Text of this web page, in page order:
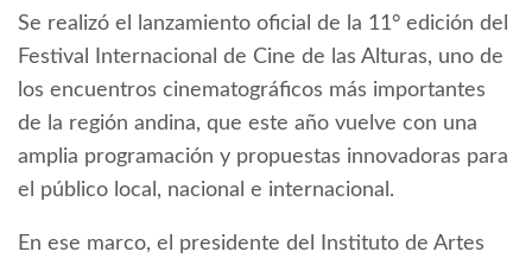
Se realizó el lanzamiento oficial de la 11° edición del
Festival Internacional de Cine de las Alturas, uno de
los encuentros cinematográficos más importantes
de la región andina, que este año vuelve con una
amplia programación y propuestas innovadoras para
el público local, nacional e internacional.
En ese marco, el presidente del Instituto de Artes